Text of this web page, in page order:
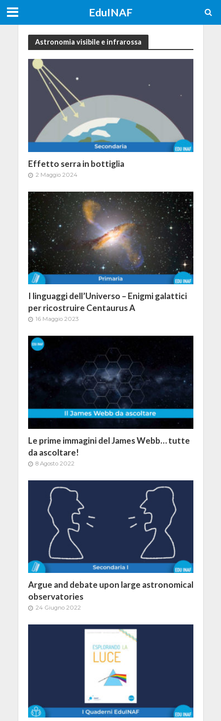
EduINAF
Astronomia visibile e infrarossa
Effetto serra in bottiglia
2 Maggio 2024
I linguaggi dell’Universo – Enigmi galattici
per ricostruire Centaurus A
16 Maggio 2023
Le prime immagini del James Webb… tutte
da ascoltare!
8 Agosto 2022
Argue and debate upon large astronomical
observatories
24 Giugno 2022